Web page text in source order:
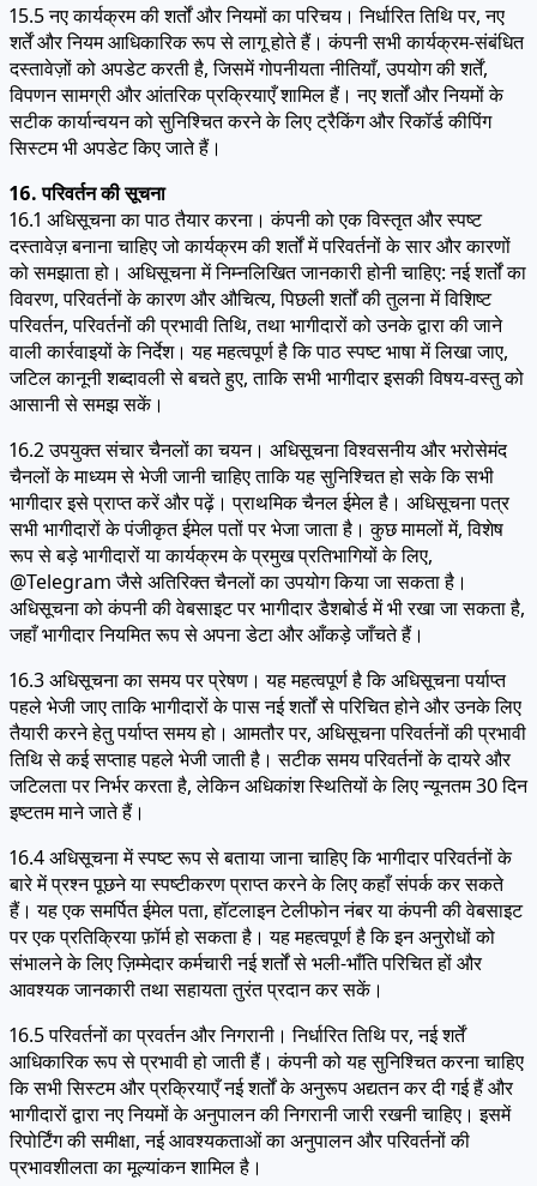
15.5 नए कार्यक्रम की शर्तों और नियमों का परिचय। निर्धारित तिथि पर, नए
शर्तें और नियम आधिकारिक रूप से लागू होते हैं। कंपनी सभी कार्यक्रम-संबंधित
दस्तावेज़ों को अपडेट करती है, जिसमें गोपनीयता नीतियाँ, उपयोग की शर्तें,
विपणन सामग्री और आंतरिक प्रक्रियाएँ शामिल हैं। नए शर्तों और नियमों के
सटीक कार्यान्वयन को सुनिश्चित करने के लिए ट्रैकिंग और रिकॉर्ड कीपिंग
सिस्टम भी अपडेट किए जाते हैं।
16. परिवर्तन की सूचना
16.1 अधिसूचना का पाठ तैयार करना। कंपनी को एक विस्तृत और स्पष्ट
दस्तावेज़ बनाना चाहिए जो कार्यक्रम की शर्तों में परिवर्तनों के सार और कारणों
को समझाता हो। अधिसूचना में निम्नलिखित जानकारी होनी चाहिए: नई शर्तों का
विवरण, परिवर्तनों के कारण और औचित्य, पिछली शर्तों की तुलना में विशिष्ट
परिवर्तन, परिवर्तनों की प्रभावी तिथि, तथा भागीदारों को उनके द्वारा की जाने
वाली कार्रवाइयों के निर्देश। यह महत्वपूर्ण है कि पाठ स्पष्ट भाषा में लिखा जाए,
जटिल कानूनी शब्दावली से बचते हुए, ताकि सभी भागीदार इसकी विषय-वस्तु को
आसानी से समझ सकें।
16.2 उपयुक्त संचार चैनलों का चयन। अधिसूचना विश्वसनीय और भरोसेमंद
चैनलों के माध्यम से भेजी जानी चाहिए ताकि यह सुनिश्चित हो सके कि सभी
भागीदार इसे प्राप्त करें और पढ़ें। प्राथमिक चैनल ईमेल है। अधिसूचना पत्र
सभी भागीदारों के पंजीकृत ईमेल पतों पर भेजा जाता है। कुछ मामलों में, विशेष
रूप से बड़े भागीदारों या कार्यक्रम के प्रमुख प्रतिभागियों के लिए,
@Telegram जैसे अतिरिक्त चैनलों का उपयोग किया जा सकता है।
अधिसूचना को कंपनी की वेबसाइट पर भागीदार डैशबोर्ड में भी रखा जा सकता है,
जहाँ भागीदार नियमित रूप से अपना डेटा और आँकड़े जाँचते हैं।
16.3 अधिसूचना का समय पर प्रेषण। यह महत्वपूर्ण है कि अधिसूचना पर्याप्त
पहले भेजी जाए ताकि भागीदारों के पास नई शर्तों से परिचित होने और उनके लिए
तैयारी करने हेतु पर्याप्त समय हो। आमतौर पर, अधिसूचना परिवर्तनों की प्रभावी
तिथि से कई सप्ताह पहले भेजी जाती है। सटीक समय परिवर्तनों के दायरे और
जटिलता पर निर्भर करता है, लेकिन अधिकांश स्थितियों के लिए न्यूनतम 30 दिन
इष्टतम माने जाते हैं।
16.4 अधिसूचना में स्पष्ट रूप से बताया जाना चाहिए कि भागीदार परिवर्तनों के
बारे में प्रश्न पूछने या स्पष्टीकरण प्राप्त करने के लिए कहाँ संपर्क कर सकते
हैं। यह एक समर्पित ईमेल पता, हॉटलाइन टेलीफोन नंबर या कंपनी की वेबसाइट
पर एक प्रतिक्रिया फ़ॉर्म हो सकता है। यह महत्वपूर्ण है कि इन अनुरोधों को
संभालने के लिए ज़िम्मेदार कर्मचारी नई शर्तों से भली-भाँति परिचित हों और
आवश्यक जानकारी तथा सहायता तुरंत प्रदान कर सकें।
16.5 परिवर्तनों का प्रवर्तन और निगरानी। निर्धारित तिथि पर, नई शर्तें
आधिकारिक रूप से प्रभावी हो जाती हैं। कंपनी को यह सुनिश्चित करना चाहिए
कि सभी सिस्टम और प्रक्रियाएँ नई शर्तों के अनुरूप अद्यतन कर दी गई हैं और
भागीदारों द्वारा नए नियमों के अनुपालन की निगरानी जारी रखनी चाहिए। इसमें
रिपोर्टिंग की समीक्षा, नई आवश्यकताओं का अनुपालन और परिवर्तनों की
प्रभावशीलता का मूल्यांकन शामिल है।